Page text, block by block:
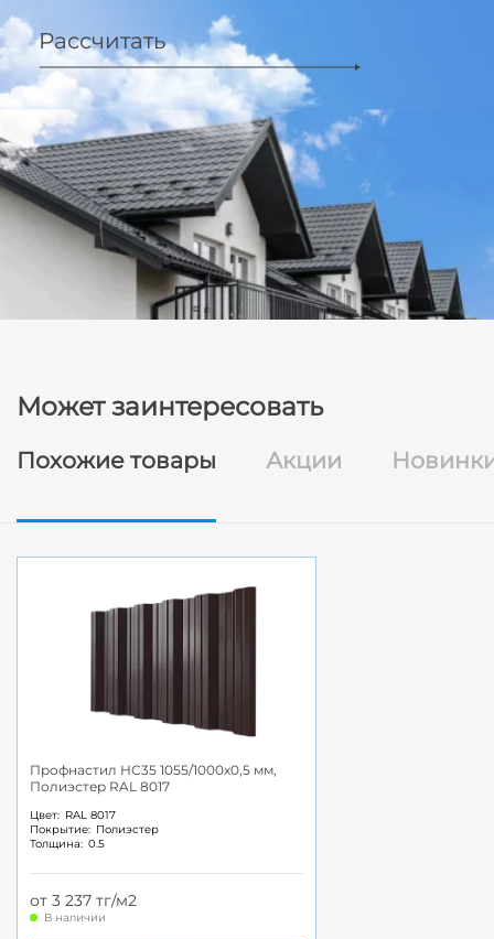
Рассчитать
Может заинтересовать
Похожие товары Акции
Профнастил НС35 1055/1000x0,5 мм,
Полиэстер RAL 8017
Цвет: RAL 8017
Покрытие: Полиэстер
Толщина: 0.5
от 3 237 тг/м2
В наличии